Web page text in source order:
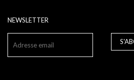
NEWSLETTER